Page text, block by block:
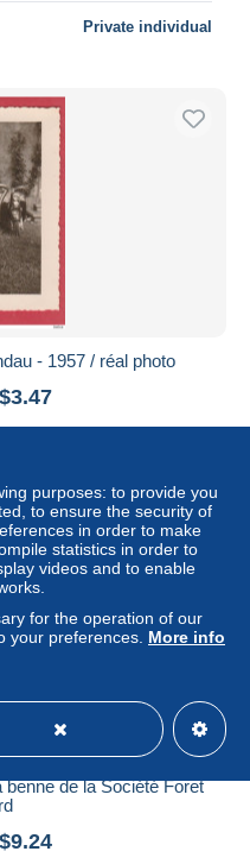
Private individual
- 1957 / réal photo
de la Société Foret
purposes: to provide you
to ensure the security of
in order to make
statistics in order to
videos and to enable
for the operation of our
your preferences. More info